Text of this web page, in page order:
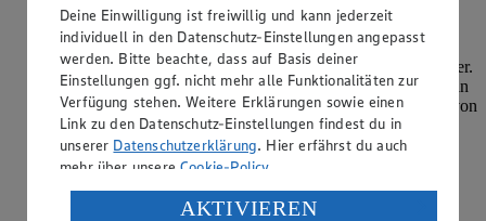
Kategorie:Kochen
Für die gängigste Methode, Blumenkohl zu kochen,
verwenden Sie einen Topf kochendes und gesalzenes Wasser.
Vorab entfernen Sie die Hüllblätter und zerteilen den Kopf in
einzelne Röschen. Danach hat Blumenkohl eine Kochzeit von
rund sechs bis acht Min…
weiterlesen
Wie erntet man Basilikum richtig?
Deine Einwilligung ist freiwillig und kann jederzeit
individuell in den Datenschutz-Einstellungen angepasst
werden. Bitte beachte, dass auf Basis deiner
Einstellungen ggf. nicht mehr alle Funktionalitäten zur
Verfügung stehen. Weitere Erklärungen sowie einen
Link zu den Datenschutz-Einstellungen findest du in
unserer Datenschutzerklärung. Hier erfährst du auch
mehr über unsereCookie-Policy.
Verarbeitung deiner personenbezogenen Daten in den
AKTIVIEREN